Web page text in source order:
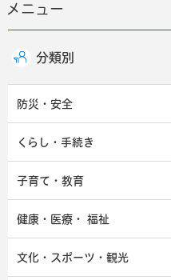
メニュー
分類別
防災・安全
くらし・手続き
子育て・教育
健康・医療・ 福祉
文化・スポーツ・観光